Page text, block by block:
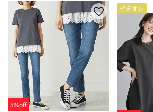
5%off
イチオシ